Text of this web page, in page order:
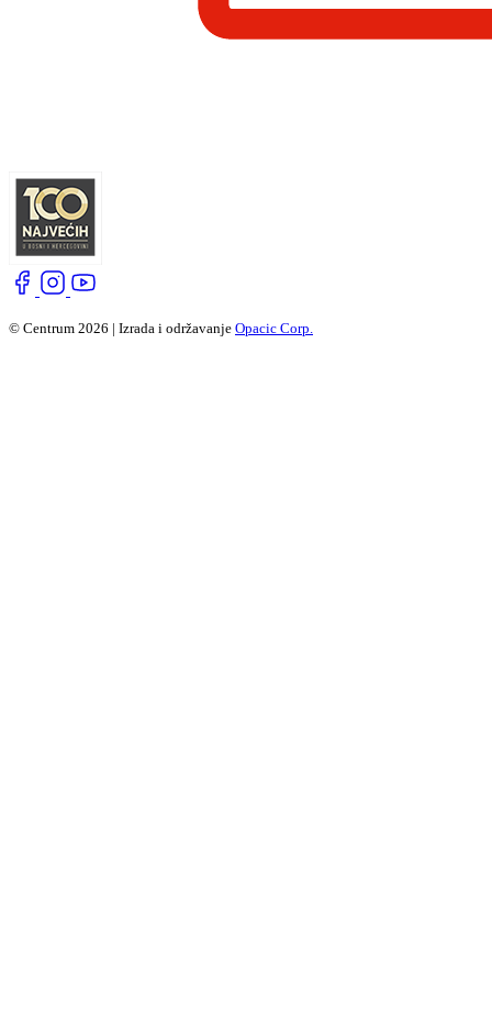
© Centrum 2026 | Izrada i održavanje Opacic Corp.